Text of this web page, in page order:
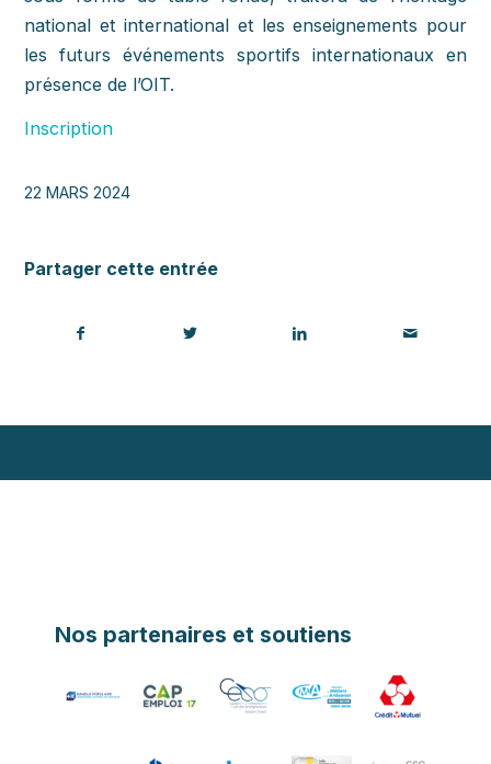
national et international et les enseignements pour
les futurs événements sportifs internationaux en
présence de l’OIT.
Inscription
22 MARS 2024
Partager cette entrée
Nos partenaires et soutiens